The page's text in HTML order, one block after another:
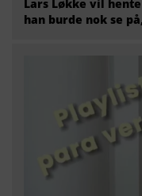
Lars Løkke vil
han burde nok se